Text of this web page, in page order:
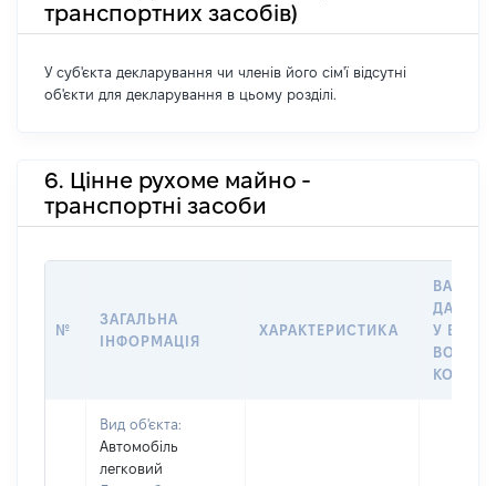
транспортних засобів)
У суб'єкта декларування чи членів його сім'ї відсутні
об'єкти для декларування в цьому розділі.
6. Цінне рухоме майно -
транспортні засоби
№
ЗАГАЛЬНА
ІНФОРМАЦІЯ
ХАРАКТЕРИСТИКА
ДАТУ
У
Вид об'єкта:
Автомобіль
легковий